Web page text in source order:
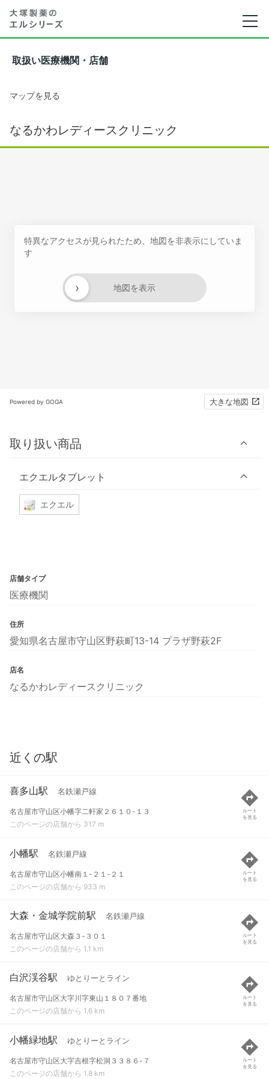
取扱い医療機関・店舗
マップを見る
なるかわレディースクリニック
特異なアクセスが見られたため、地図を非表示にしていま
す
地図を表示
›
Powered by GOGA 大きな地図
取り扱い商品
エクエルタブレット
エクエル
店舗タイプ
医療機関
住所
愛知県名古屋市守山区野萩町13-14 プラザ野萩2F
店名
なるかわレディースクリニック
近くの駅
喜多山駅 名鉄瀬戸線
名古屋市守山区小幡字二軒家２６１０-１３
このページの店舗から 317 m
ルート
を見る
小幡駅 名鉄瀬戸線
名古屋市守山区小幡南１-２１-２１
このページの店舗から 933 m
ルート
を見る
大森・金城学院前駅 名鉄瀬戸線
名古屋市守山区大森３-３０１
このページの店舗から 1.1 km
ルート
を見る
白沢渓谷駅 ゆとりーとライン
名古屋市守山区大字川字東山１８０７番地
このページの店舗から 1.6 km
ルート
を見る
小幡緑地駅 ゆとりーとライン
名古屋市守山区大字吉根字松洞３３８６-７
このページの店舗から 1.8 km
ルート
を見る